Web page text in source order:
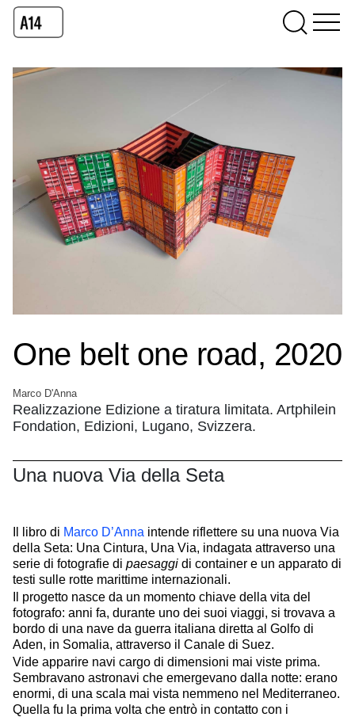
One belt one road, 2020
Marco D'Anna
Realizzazione Edizione a tiratura limitata. Artphilein
Fondation, Edizioni, Lugano, Svizzera.
Una nuova Via della Seta
Il libro di Marco D’Anna intende riflettere su una nuova Via
della Seta: Una Cintura, Una Via, indagata attraverso una
serie di fotografie di paesaggi di container e un apparato di
testi sulle rotte marittime internazionali.
Il progetto nasce da un momento chiave della vita del
fotografo: anni fa, durante uno dei suoi viaggi, si trovava a
bordo di una nave da guerra italiana diretta al Golfo di
Aden, in Somalia, attraverso il Canale di Suez.
Vide apparire navi cargo di dimensioni mai viste prima.
Sembravano astronavi che emergevano dalla notte: erano
enormi, di una scala mai vista nemmeno nel Mediterraneo.
Quella fu la prima volta che entrò in contatto con i